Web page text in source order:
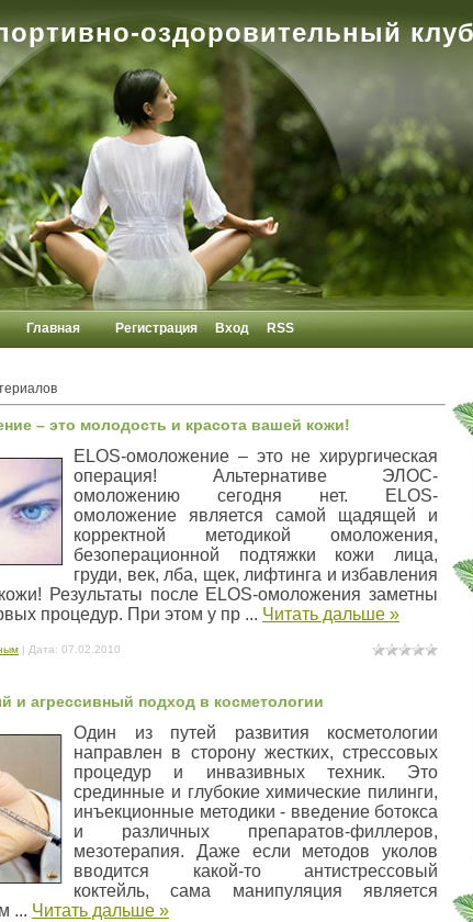
оздоровительный
Главная Регистрация Вход RSS
– это молодость и красота вашей кожи!
ELOS-омоложение – это не хирургическая
операция! Альтернативе ЭЛОС-
омоложению сегодня нет. ELOS-
омоложение является самой щадящей и
корректной методикой омоложения,
безоперационной подтяжки кожи лица,
груди, век, лба, щек, лифтинга и избавления
Результаты после ELOS-омоложения заметны
процедур. При этом у пр ... Читать дальше »
| Дата: 07.02.2010
и агрессивный подход в косметологии
Один из путей развития косметологии
направлен в сторону жестких, стрессовых
процедур и инвазивных техник. Это
срединные и глубокие химические пилинги,
инъекционные методики - введение ботокса
и различных препаратов-филлеров,
мезотерапия. Даже если методов уколов
вводится какой-то антистрессовый
коктейль, сама манипуляция является
... Читать дальше »